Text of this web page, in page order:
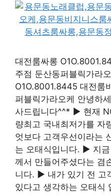
대전룸싸롱
주점 둔산동퍼블릭가라
O1O.8001.8445 대전룸
퍼블릭가라오케 안녕하
사드립니다^^* ▶ 현재
량최고 국내최저가를 자
엇보다 고객우선이라는
는 오태식입니다. ▶ 지
께서 만들어주셨다는 겸
니다. ▶ 내가 있기 전 고
있다고 생각하는 오태식